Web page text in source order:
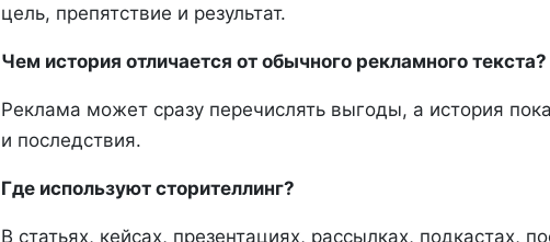
цель, препятствие и результат.
Чем история отличается от обычного рекламного текста?
Реклама может сразу перечислять выгоды, а история
и последствия.
Где используют сторителлинг?
В статьях, кейсах, презентациях, рассылках, подкастах,